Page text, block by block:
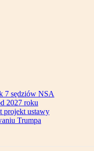
7 sędziów NSA
2027 roku
projekt ustawy
Trumpa